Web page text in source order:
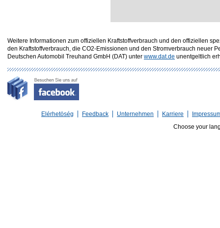
Weitere Informationen zum offiziellen Kraftstoffverbrauch und den offiziellen
den Kraftstoffverbrauch, die CO2-Emissionen und den Stromverbrauch neuer
Deutschen Automobil Treuhand GmbH (DAT) unter www.dat.de unentgeltlich
Elérhetöség Feedback Unternehmen Karriere
Choose your